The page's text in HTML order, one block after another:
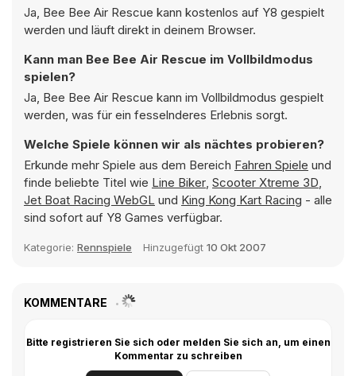
Ja, Bee Bee Air Rescue kann kostenlos auf Y8 gespielt
werden und läuft direkt in deinem Browser.
Kann man Bee Bee Air Rescue im Vollbildmodus
spielen?
Ja, Bee Bee Air Rescue kann im Vollbildmodus gespielt
werden, was für ein fesselnderes Erlebnis sorgt.
Welche Spiele können wir als nächtes probieren?
Erkunde mehr Spiele aus dem Bereich Fahren Spiele und
finde beliebte Titel wie Line Biker, Scooter Xtreme 3D,
Jet Boat Racing WebGL und King Kong Kart Racing - alle
sind sofort auf Y8 Games verfügbar.
Kategorie: Rennspiele Hinzugefügt 10 Okt 2007
KOMMENTARE
Bitte registrieren Sie sich oder melden Sie sich an, um einen
Kommentar zu schreiben